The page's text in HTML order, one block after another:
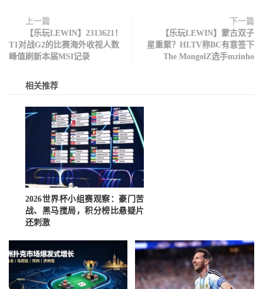
上一篇
【乐玩LEWIN】2313621！
T1对战G2的比赛海外收视人数
峰值刷新本届MSI记录
下一篇
【乐玩LEWIN】蒙古双子
星重聚？HLTV称BC有意签下
The MongolZ选手mzinho
相关推荐
2026世界杯小组赛观察：豪门苦
战、黑马搅局，积分榜比悬疑片
还刺激